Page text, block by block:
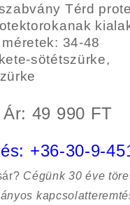
Térd
34-48
sötétszürke,
Ár: 49 990 FT
+36-30-9-
Cégünk 30 éve